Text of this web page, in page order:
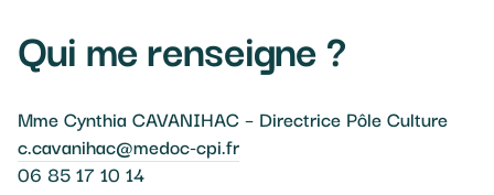
Qui me renseigne ?
Mme Cynthia CAVANIHAC – Directrice Pôle Culture
c.cavanihac@medoc-cpi.fr
06 85 17 10 14